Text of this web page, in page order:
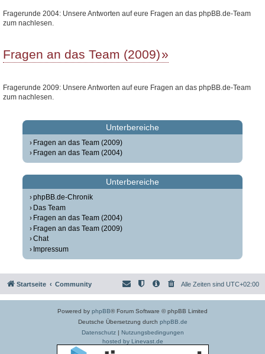
Fragerunde 2004: Unsere Antworten auf eure Fragen an das phpBB.de-Team
zum nachlesen.
Fragen an das Team (2009)
Fragerunde 2009: Unsere Antworten auf eure Fragen an das phpBB.de-Team
zum nachlesen.
Unterbereiche
Fragen an das Team (2009)
Fragen an das Team (2004)
Unterbereiche
phpBB.de-Chronik
Das Team
Fragen an das Team (2004)
Fragen an das Team (2009)
Chat
Impressum
Startseite Community Alle Zeiten sind UTC+02:00
Powered by phpBB® Forum Software © phpBB Limited
Deutsche Übersetzung durch phpBB.de
Datenschutz| Nutzungsbedingungen
hosted by Linevast.de